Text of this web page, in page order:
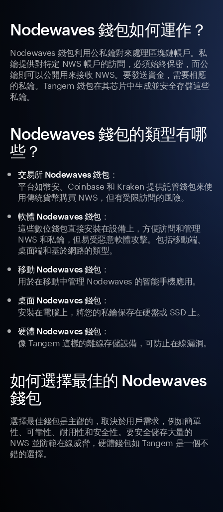
Nodewaves 錢包如何運作？
Nodewaves 錢包利用公私鑰對來處理區塊鏈帳戶。私
鑰提供對特定 NWS 帳戶的訪問，必須始終保密，而公
鑰則可以公開用來接收 NWS。要發送資金，需要相應
的私鑰。Tangem 錢包在其芯片中生成並安全存儲這些
私鑰。
Nodewaves 錢包的類型有哪
些？
交易所 Nodewaves 錢包：
平台如幣安、Coinbase 和 Kraken 提供託管錢包來使
用傳統貨幣購買 NWS，但有受限訪問的風險。
軟體 Nodewaves 錢包：
這些數位錢包直接安裝在設備上，方便訪問和管理
NWS 和私鑰，但易受惡意軟體攻擊。包括移動端、
桌面端和基於網路的類型。
移動 Nodewaves 錢包：
用於在移動中管理 Nodewaves 的智能手機應用。
桌面 Nodewaves 錢包：
安裝在電腦上，將您的私鑰保存在硬盤或 SSD 上。
硬體 Nodewaves 錢包：
像 Tangem 這樣的離線存儲設備，可防止在線漏洞。
如何選擇最佳的 Nodewaves
錢包
選擇最佳錢包是主觀的，取決於用戶需求，例如簡單
性、可靠性、耐用性和安全性。要安全儲存大量的
NWS 並防範在線威脅，硬體錢包如 Tangem 是一個不
錯的選擇。